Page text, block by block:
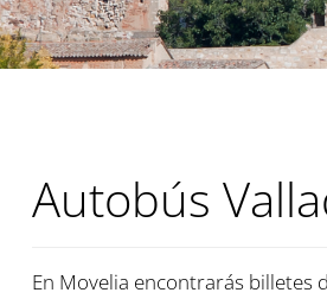
Autobús
En Movelia encontrarás billetes